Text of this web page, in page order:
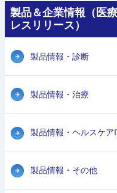
製品＆企業情報（医
レスリリース）
製品情報・診断
製品情報・治療
製品情報・ヘルスケア
製品情報・その他